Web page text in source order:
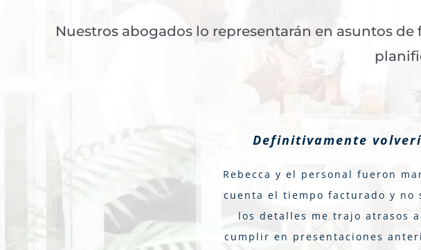
Nuestros abogados lo representarán en asuntos
Definitivamente
Rebecca y el personal fueron
cuenta el tiempo facturado y no
los detalles me trajo atrasos
cumplir en presentaciones